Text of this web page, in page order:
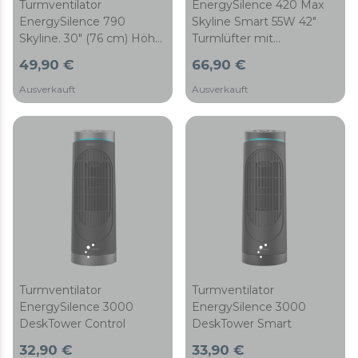
Turmventilator
EnergySilence 790
Skyline. 30" (76 cm) Höhe,
3 Geschwindigkeiten, 2-
Stunden-Timer, 50W
49,90 €
Ausverkauft
EnergySilence 420 Max
Skyline Smart 55W 42"
Turmlüfter mit
Display, 3
Geschwindigkeiten, 3
Modi, Oszillation und
66,90 €
Ausverkauft
Turmventilator
EnergySilence 3000
DeskTower Control
32,90 €
Turmventilator
EnergySilence 3000
DeskTower Smart
33,90 €